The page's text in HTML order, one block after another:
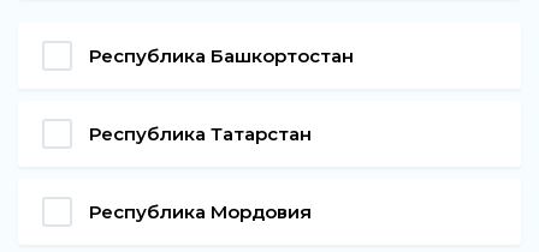
Республика Башкортостан
Республика Татарстан
Республика Мордовия